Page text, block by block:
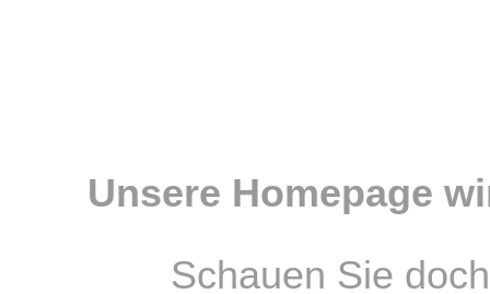
Unsere Homepage
Schauen Sie